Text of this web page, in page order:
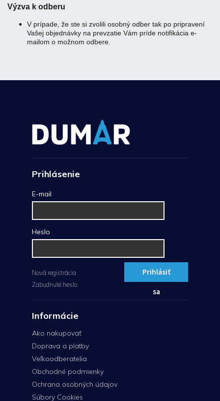
Výzva k odberu
V prípade, že ste si zvolili osobný odber tak po pripravení
Vašej objednávky na prevzatie Vám príde notifikácia e-
mailom o možnom odbere.
Prihlásenie
E-mail
Heslo
Prihlásiť
sa
Nová registrácia
Zabudnuté heslo
Informácie
Ako nakupovať
Doprava a platby
Veľkoodberatelia
Obchodné podmienky
Ochrana osobných údajov
Súbory Cookies